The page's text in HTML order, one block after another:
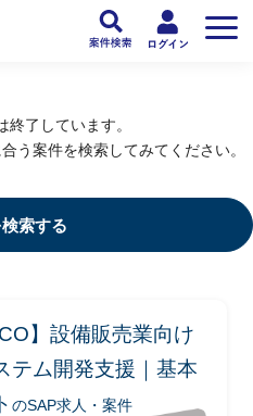
終了しています。
う案件を検索してみてください。
索する
CO】設備販売業向け
テム開発支援｜基本
のSAP求人・案件